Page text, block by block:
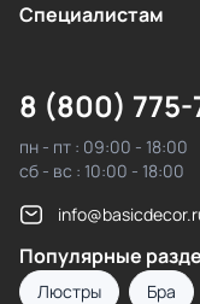
Cпециалистам
8 (800) 775-
пн - пт : 09:00 - 18:00
сб - вс : 10:00 - 18:00
Популярные
Люстры Бра